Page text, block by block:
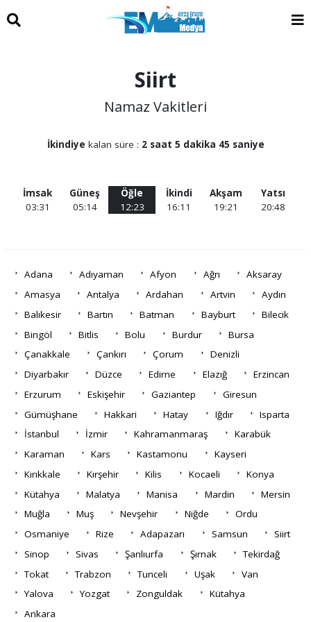
Siirt
Namaz Vakitleri
İkindiye kalan süre : 2 saat 5 dakika 45 saniye
İmsak
03:31
Güneş
05:14
Öğle
12:23
İkindi
16:11
Akşam
19:21
Yatsı
20:48
Adana Adıyaman Afyon Ağrı
Aksaray
Amasya
Antalya Ardahan Artvin
Aydın
Balıkesir
Bartın Batman Bayburt
Bilecik
Bingöl
Bitlis Bolu Burdur
Bursa
Çanakkale
Çankırı Çorum
Denizli
Diyarbakır
Düzce Edirne Elazığ
Erzincan
Erzurum
Eskişehir Gaziantep
Giresun
Gümüşhane
Hakkari Hatay Iğdır
Isparta
İstanbul
İzmir Kahramanmaraş
Karabük
Karaman
Kars Kastamonu
Kayseri
Kırıkkale
Kırşehir Kilis Kocaeli
Konya
Kütahya
Malatya Manisa Mardin
Mersin
Muğla
Muş Nevşehir Niğde
Ordu
Osmaniye
Rize Adapazarı Samsun
Siirt
Sinop
Sivas Şanlıurfa Şırnak
Tekirdağ
Tokat
Trabzon Tunceli Uşak
Van
Yalova
Yozgat Zonguldak
Kütahya
Ankara